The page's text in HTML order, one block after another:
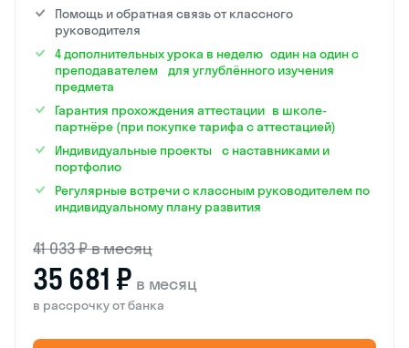
Помощь и обратная связь от классного
руководителя
4 дополнительных урока в неделю один на один с
преподавателем для углублённого изучения
предмета
Гарантия прохождения аттестации в школе-
партнёре (при покупке тарифа с аттестацией)
Индивидуальные проекты с наставниками и
портфолио
Регулярные встречи с классным руководителем по
индивидуальному плану развития
41 033 ₽ в месяц
35 681 ₽ в месяц
в рассрочку от банка